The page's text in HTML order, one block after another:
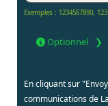
Exemples : 1234567890,
Optionnel
En cliquant sur
communications de